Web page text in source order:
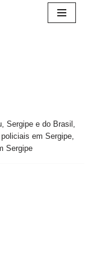
Sergipe e do Brasil,
em Sergipe,
Sergipe